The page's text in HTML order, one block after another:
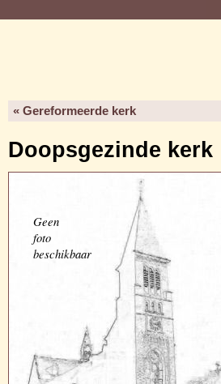
« Gereformeerde kerk
Doopsgezinde kerk
Geen
foto
beschikbaar